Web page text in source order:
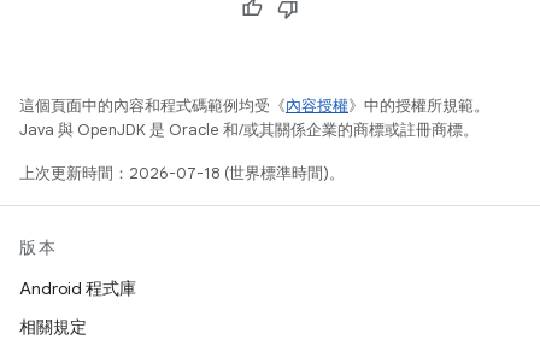
這個頁面中的內容和程式碼範例均受《內容授權》中的授權所規範。
Java 與 OpenJDK 是 Oracle 和/或其關係企業的商標或註冊商標。
上次更新時間：2026-07-18 (世界標準時間)。
版本
Android 程式庫
相關規定